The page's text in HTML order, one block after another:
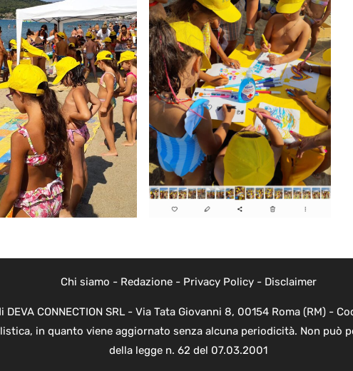
Chi siamo - Redazione- Privacy Policy- Disclaimer
CONNECTION SRL - Via Tata Giovanni 8, 00154 Roma (RM) -
in quanto viene aggiornato senza alcuna periodicità. Non può
della legge n. 62 del 07.03.2001